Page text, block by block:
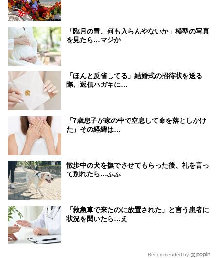
「臨月の胃、何も入らんやないか」模型の写真
を見たら…マジか
「ほんと反省してる」結婚式の招待状を送る
際、返信ハガキに…
「7歳息子が家の中で窒息して命を落としかけ
た」その経緯は…
散歩中の犬を撫でさせてもらった後、礼を言っ
て別れたら…ふふ
「救急車で来たのに放置された」と言う患者に
状況を聞いたら…え
Recommended by